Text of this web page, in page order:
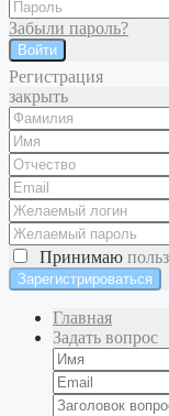
Забыли пароль?
Войти
Регистрация
закрыть
Принимаю
Главная
Задать вопрос